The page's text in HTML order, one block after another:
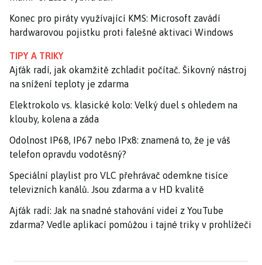
Konec pro piráty využívající KMS: Microsoft zavádí
hardwarovou pojistku proti falešné aktivaci Windows
TIPY A TRIKY
Ajťák radí, jak okamžitě zchladit počítač. Šikovný nástroj
na snížení teploty je zdarma
Elektrokolo vs. klasické kolo: Velký duel s ohledem na
klouby, kolena a záda
Odolnost IP68, IP67 nebo IPx8: znamená to, že je váš
telefon opravdu vodotěsný?
Speciální playlist pro VLC přehrávač odemkne tisíce
televizních kanálů. Jsou zdarma a v HD kvalitě
Ajťák radí: Jak na snadné stahování videí z YouTube
zdarma? Vedle aplikací pomůžou i tajné triky v prohlížeči